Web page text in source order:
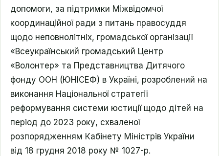
допомоги, за підтримки Міжвідомчої
координаційної ради з питань правосуддя
щодо неповнолітніх, громадської організації
«Всеукраїнський громадський Центр
«Волонтер» та Представництва Дитячого
фонду ООН (ЮНІСЕФ) в Україні, розроблений на
виконання Національної стратегії
реформування системи юстиції щодо дітей на
період до 2023 року, схваленої
розпорядженням Кабінету Міністрів України
від 18 грудня 2018 року № 1027-р.